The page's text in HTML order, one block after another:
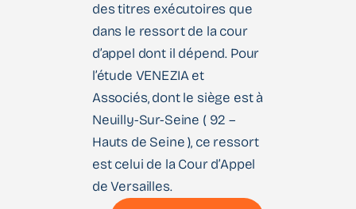
des titres exécutoires que
dans le ressort de la cour
d’appel dont il dépend. Pour
l’étude VENEZIA et
Associés, dont le siège est à
Neuilly-Sur-Seine ( 92 –
Hauts de Seine ), ce ressort
est celui de la Cour d’Appel
de Versailles.